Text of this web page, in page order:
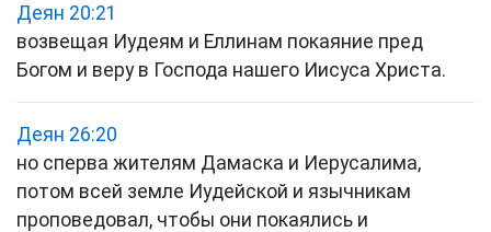
Деян 20:21
возвещая Иудеям и Еллинам покаяние пред
Богом и веру в Господа нашего Иисуса Христа.
Деян 26:20
но сперва жителям Дамаска и Иерусалима,
потом всей земле Иудейской и язычникам
проповедовал, чтобы они покаялись и